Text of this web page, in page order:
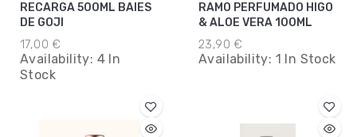
RECARGA 500ML BAIES
DE GOJI
17,00 €
Availability: 4 In
Stock
RAMO PERFUMADO HIGO
& ALOE VERA 100ML
23,90 €
Availability: 1 In Stock